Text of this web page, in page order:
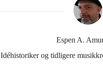
Espen A.
Idéhistoriker og tidligere